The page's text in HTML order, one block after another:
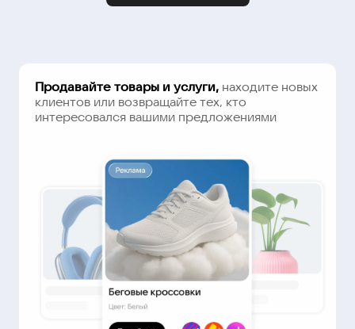
Продавайте товары и услуги, находите новых
клиентов или возвращайте тех, кто
интересовался вашими предложениями